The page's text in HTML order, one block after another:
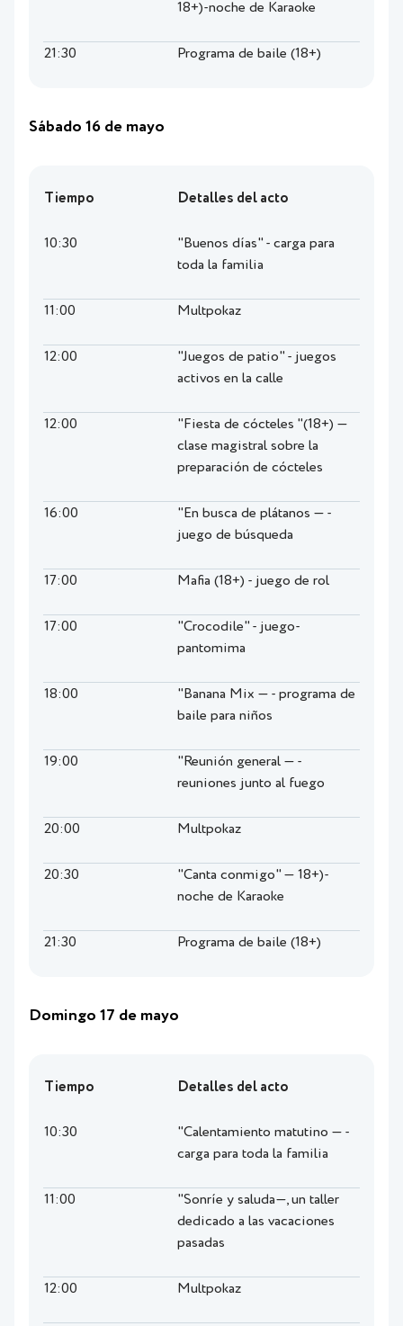
18+)-noche de Karaoke
21:30 Programa de baile (18+)
Sábado 16 de mayo
Tiempo Detalles del acto
10:30
"Buenos días" - carga para
toda la familia
11:00 Multpokaz
12:00
"Juegos de patio" - juegos
activos en la calle
12:00
"Fiesta de cócteles "(18+) —
clase magistral sobre la
preparación de cócteles
16:00
"En busca de plátanos — -
juego de búsqueda
17:00 Mafia (18+) - juego de rol
17:00
"Crocodile" - juego-
pantomima
18:00
"Banana Mix — - programa de
baile para niños
19:00
"Reunión general — -
reuniones junto al fuego
20:00 Multpokaz
20:30
"Canta conmigo" — 18+)-
noche de Karaoke
21:30 Programa de baile (18+)
Domingo 17 de mayo
Tiempo Detalles del acto
10:30
"Calentamiento matutino — -
carga para toda la familia
11:00
"Sonríe y saluda—, un taller
dedicado a las vacaciones
pasadas
12:00 Multpokaz